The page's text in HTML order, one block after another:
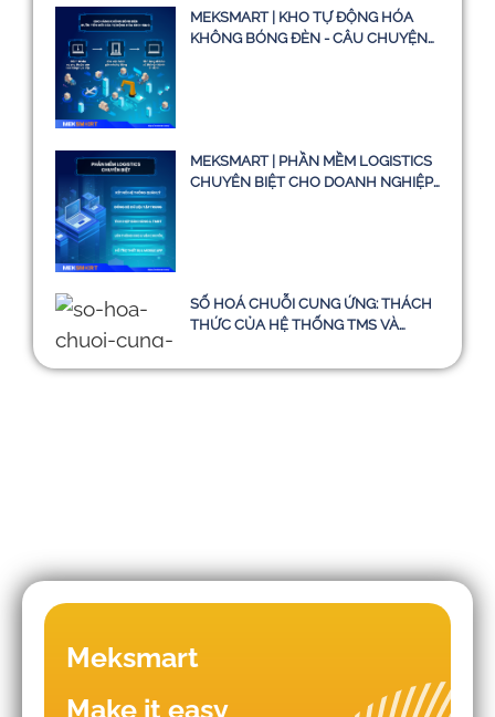
MEKSMART | KHO TỰ ĐỘNG HÓA
KHÔNG BÓNG ĐÈN - CÂU CHUYỆN
MEKSMART | PHẦN MỀM LOGISTICS
CHUYÊN BIỆT CHO DOANH NGHIỆP
SỐ HOÁ CHUỖI CUNG ỨNG: THÁCH
THỨC CỦA HỆ THỐNG TMS VÀ
2030
triển khai WMS - TMS thất bại
Meksmart
Make it easy